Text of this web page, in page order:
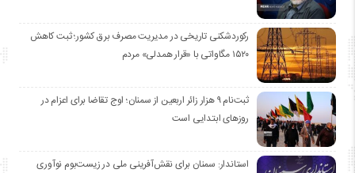
رکوردشکنی تاریخی در مدیریت مصرف برق کشور؛ ثبت کاهش
۱۵۲۰ مگاواتی با «قرار همدلی» مردم
ثبت‌نام ۹ هزار زائر اربعین از سمنان؛ اوج تقاضا برای اعزام در
روزهای ابتدایی است
استاندار: سمنان برای نقش‌آفرینی ملی در زیست‌بوم نوآوری